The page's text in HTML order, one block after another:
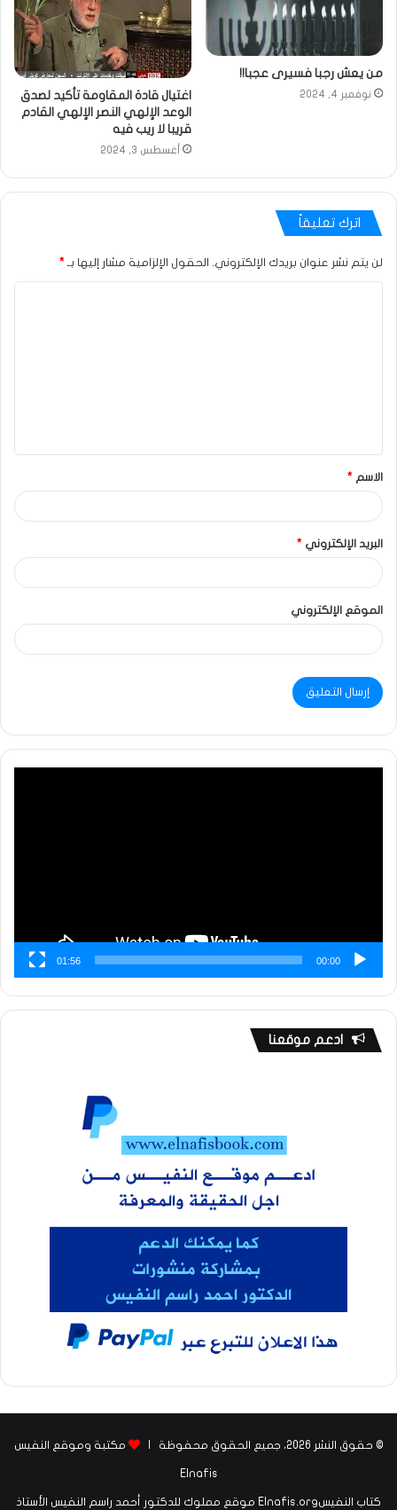
من يعش رجبا فسيرى عجبا!!
نوفمبر 4, 2024
اغتيال قادة المقاومة تأكيد لصدق
الوعد الإلهي النصر الإلهي القادم
قريبا لا ريب فيه
أغسطس 3, 2024
اترك تعليقاً
لن يتم نشر عنوان بريدك الإلكتروني. الحقول الإلزامية مشار إليها بـ *
الاسم *
البريد الإلكتروني *
الموقع الإلكتروني
00:00
01:56
ادعم موقعنا
© حقوق النشر 2026، جميع الحقوق محفوظة | مكتبة وموقع النفيس
Elnafis
كتاب النفيسElnafis.org موقع مملوك للدكتور أحمد راسم النفيس الأستاذ